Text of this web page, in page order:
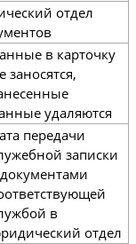
отдел
в карточку
заносятся,
удаляются
передачи
записки
в
отдел